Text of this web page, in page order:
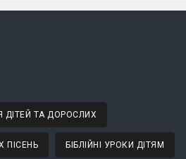
ДІТЕЙ ТА ДОРОСЛИХ
ПІСЕНЬ БІБЛІЙНІ УРОКИ ДІТЯМ